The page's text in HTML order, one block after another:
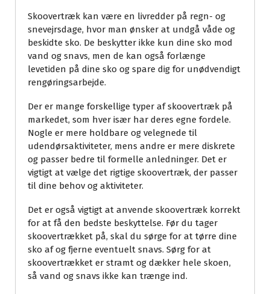
Skoovertræk kan være en livredder på regn- og
snevejrsdage, hvor man ønsker at undgå våde og
beskidte sko. De beskytter ikke kun dine sko mod
vand og snavs, men de kan også forlænge
levetiden på dine sko og spare dig for unødvendigt
rengøringsarbejde.
Der er mange forskellige typer af skoovertræk på
markedet, som hver især har deres egne fordele.
Nogle er mere holdbare og velegnede til
udendørsaktiviteter, mens andre er mere diskrete
og passer bedre til formelle anledninger. Det er
vigtigt at vælge det rigtige skoovertræk, der passer
til dine behov og aktiviteter.
Det er også vigtigt at anvende skoovertræk korrekt
for at få den bedste beskyttelse. Før du tager
skoovertrækket på, skal du sørge for at tørre dine
sko af og fjerne eventuelt snavs. Sørg for at
skoovertrækket er stramt og dækker hele skoen,
så vand og snavs ikke kan trænge ind.